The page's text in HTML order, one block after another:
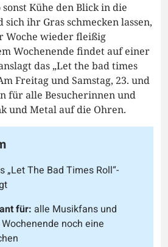
Kühe den Blick in die
ihr Gras schmecken lassen,
Woche wieder fleißig
Wochenende findet auf einer
das „Let the bad times
Freitag und Samstag, 23. und
für alle Besucherinnen und
und Metal auf die Ohren.
„Let The Bad Times Roll“-
für: alle Musikfans und
noch eine